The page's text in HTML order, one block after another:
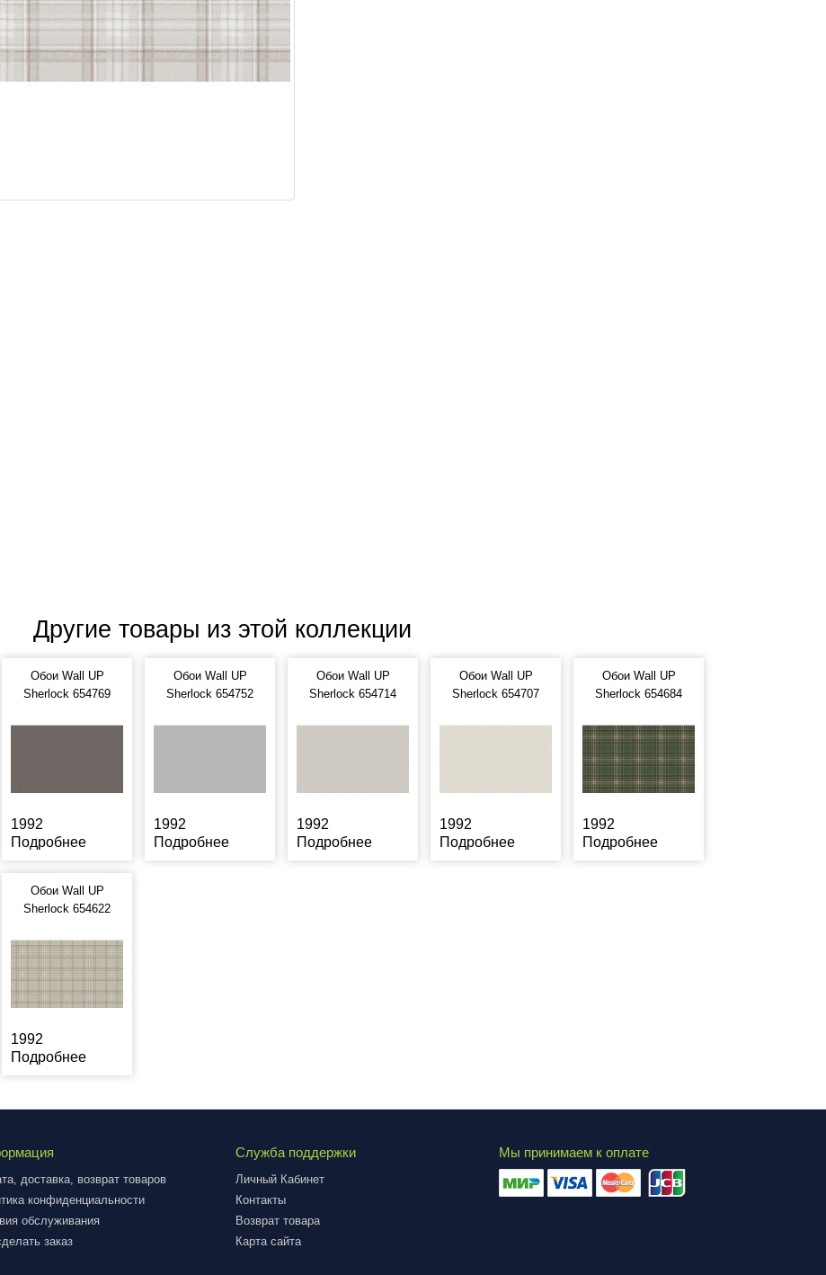
Другие товары из этой коллекции
Обои Wall UP
Sherlock 654769
1992
Подробнее
Обои Wall UP
Sherlock 654752
1992
Подробнее
Обои Wall UP
Sherlock 654714
1992
Подробнее
Обои Wall UP
Sherlock 654707
1992
Подробнее
Обои Wall UP
Sherlock 654684
1992
Подробнее
Обои Wall UP
Sherlock 654622
1992
Подробнее
доставка, возврат товаров
конфиденциальности
обслуживания
заказ
Служба поддержки
Личный Кабинет
Контакты
Возврат товара
Карта сайта
Мы принимаем к оплате